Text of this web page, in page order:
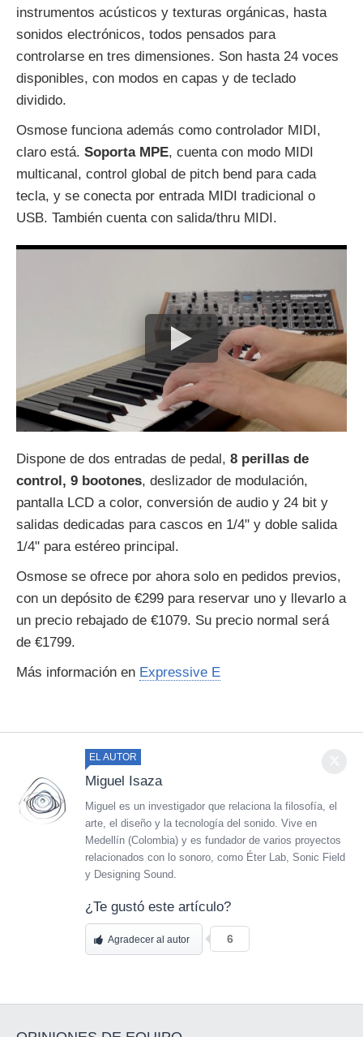
instrumentos acústicos y texturas orgánicas, hasta
sonidos electrónicos, todos pensados para
controlarse en tres dimensiones. Son hasta 24 voces
disponibles, con modos en capas y de teclado
dividido.
Osmose funciona además como controlador MIDI,
claro está. Soporta MPE, cuenta con modo MIDI
multicanal, control global de pitch bend para cada
tecla, y se conecta por entrada MIDI tradicional o
USB. También cuenta con salida/thru MIDI.
Dispone de dos entradas de pedal, 8 perillas de
control, 9 bootones, deslizador de modulación,
pantalla LCD a color, conversión de audio y 24 bit y
salidas dedicadas para cascos en 1/4" y doble salida
1/4" para estéreo principal.
Osmose se ofrece por ahora solo en pedidos previos,
con un depósito de €299 para reservar uno y llevarlo a
un precio rebajado de €1079. Su precio normal será
de €1799.
Más información en Expressive E
EL AUTOR
Miguel Isaza
Miguel es un investigador que relaciona la filosofía, el
arte, el diseño y la tecnología del sonido. Vive en
Medellín (Colombia) y es fundador de varios proyectos
relacionados con lo sonoro, como Éter Lab, Sonic Field
y Designing Sound.
¿Te gustó este artículo?
Agradecer al autor 6